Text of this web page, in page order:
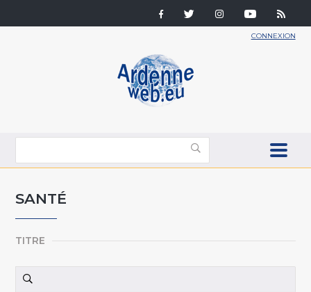
CONNEXION
SANTÉ
TITRE